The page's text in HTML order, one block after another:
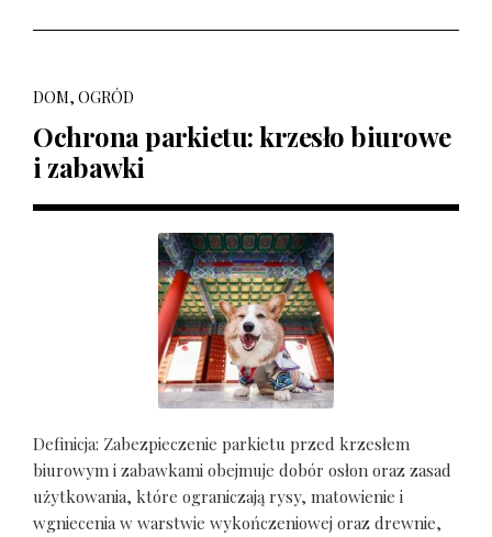
DOM, OGRÓD
Ochrona parkietu: krzesło biurowe
i zabawki
Definicja: Zabezpieczenie parkietu przed krzesłem
biurowym i zabawkami obejmuje dobór osłon oraz zasad
użytkowania, które ograniczają rysy, matowienie i
wgniecenia w warstwie wykończeniowej oraz drewnie,